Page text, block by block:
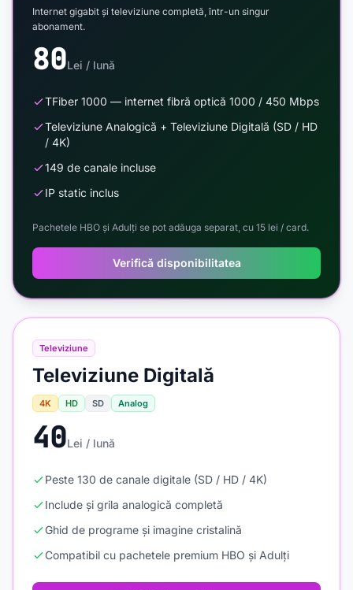
Televiziune
Televiziune Digitală
4K HD SD Analog
40Lei / lună
Peste 130 de canale digitale (SD / HD / 4K)
Include și grila analogică completă
Ghid de programe și imagine cristalină
Compatibil cu pachetele premium HBO și Adulți
Internet gigabit și televiziune completă, într-un singur
abonament.
80Lei / lună
TFiber 1000 — internet fibră optică 1000 / 450 Mbps
Televiziune Analogică + Televiziune Digitală (SD / HD
/ 4K)
149 de canale incluse
IP static inclus
Pachetele HBO și Adulți se pot adăuga separat, cu 15 lei / card.
Verifică disponibilitatea